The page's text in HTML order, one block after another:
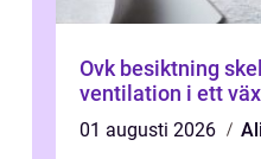
Ovk besiktning
ventilation i ett
01 augusti 2026